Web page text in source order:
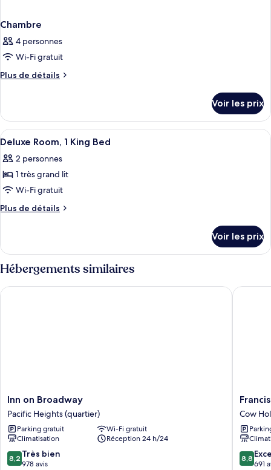
Chambre
4 personnes
Wi-Fi gratuit
Plus de détails
Plus
le
type
de
Chambre
Voir les prix
Afficher
toutes
les
photos
pour
ce
chambre :
Deluxe
Room,
1
Literie de qualité supérieure, couette
50
Deluxe Room, 1 King Bed
2 personnes
1 très grand lit
Wi-Fi gratuit
Plus de détails
Plus
le
type
de
chambre
Deluxe
Voir les prix
Hébergements similaires
Inn
on
Broadway
Pacific
Heights
(quartier)
Inn on Broadway
Pacific Heights (quartier)
Parking gratuit
Wi-Fi gratuit
Climatisation
Réception 24 h/24
8.2
sur
8,2 Très bien
978 avis
Inn on Broadway
Bay
Inn
Cow
Hollow
Cow
8.8
sur
8,8
691